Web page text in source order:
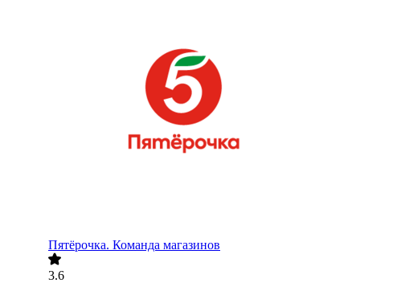
Пятёрочка. Команда магазинов
3.6